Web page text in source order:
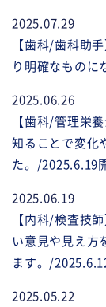
2025.07.29
【歯科/歯科助
り明確なもの
2025.06.26
【歯科/管理栄
知ることで変化
た。/2025.6.19
2025.06.19
【内科/検査技
い意見や見え方
ます。/
2025.05.22